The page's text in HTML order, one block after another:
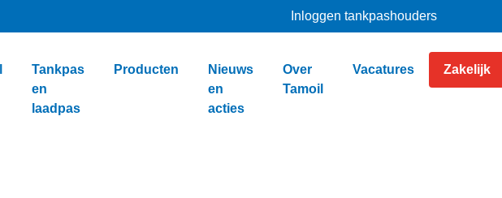
Inloggen tankpashouders
Tankpas
en
laadpas
Producten
Nieuws
en
acties
Over
Tamoil
Vacatures Zakelijk